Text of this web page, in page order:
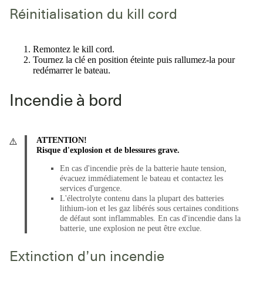
Réinitialisation du kill cord
Remontez le kill cord.
Tournez la clé en position éteinte puis rallumez-la pour
redémarrer le bateau.
Incendie à bord
ATTENTION!
Risque d'explosion et de blessures grave.
En cas d'incendie près de la batterie haute tension,
évacuez immédiatement le bateau et contactez les
services d'urgence.
L'électrolyte contenu dans la plupart des batteries
lithium-ion et les gaz libérés sous certaines conditions
de défaut sont inflammables. En cas d'incendie dans la
batterie, une explosion ne peut être exclue.
Extinction d’un incendie